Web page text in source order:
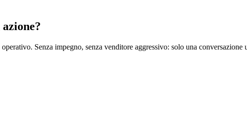
Senza impegno, senza venditore aggressivo: solo una conversazione